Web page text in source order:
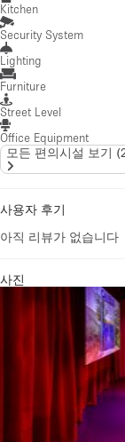
Kitchen
Security System
Lighting
Furniture
Street Level
Office Equipment
모든 편의시설 보기 (
사용자 후기
아직 리뷰가 없습니다
사진